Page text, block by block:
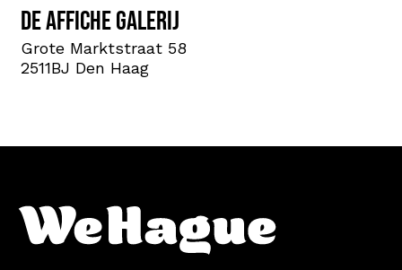
De Affiche Galerij
Grote Marktstraat 58
2511BJ Den Haag